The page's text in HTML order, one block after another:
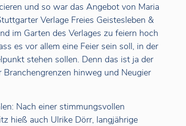
und so war das Angebot von Maria
Verlage Freies Geistesleben &
im Garten des Verlages zu feiern hoch
es vor allem eine Feier sein soll, in der
stehen sollen. Denn das ist ja der
hinweg und Neugier
Nach einer stimmungsvollen
hieß auch Ulrike Dörr, langjährige